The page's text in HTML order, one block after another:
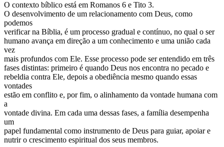
O contexto bíblico está em Romanos 6 e Tito 3.
O desenvolvimento de um relacionamento com Deus, como
podemos
verificar na Bíblia, é um processo gradual e contínuo, no qual o ser
humano avança em direção a um conhecimento e uma união cada
vez
mais profundos com Ele. Esse processo pode ser entendido em três
fases distintas: primeiro é quando Deus nos encontra no pecado e
rebeldia contra Ele, depois a obediência mesmo quando essas
vontades
estão em conflito e, por fim, o alinhamento da vontade humana com
a
vontade divina. Em cada uma dessas fases, a família desempenha
um
papel fundamental como instrumento de Deus para guiar, apoiar e
nutrir o crescimento espiritual dos seus membros.